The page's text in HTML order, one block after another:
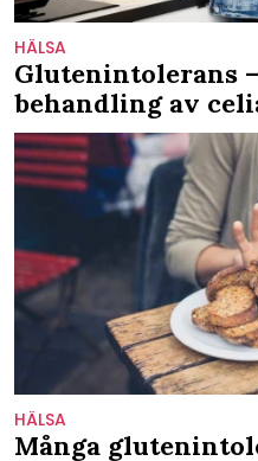
HÄLSA
Glutenintolerans
behandling av
HÄLSA
Många